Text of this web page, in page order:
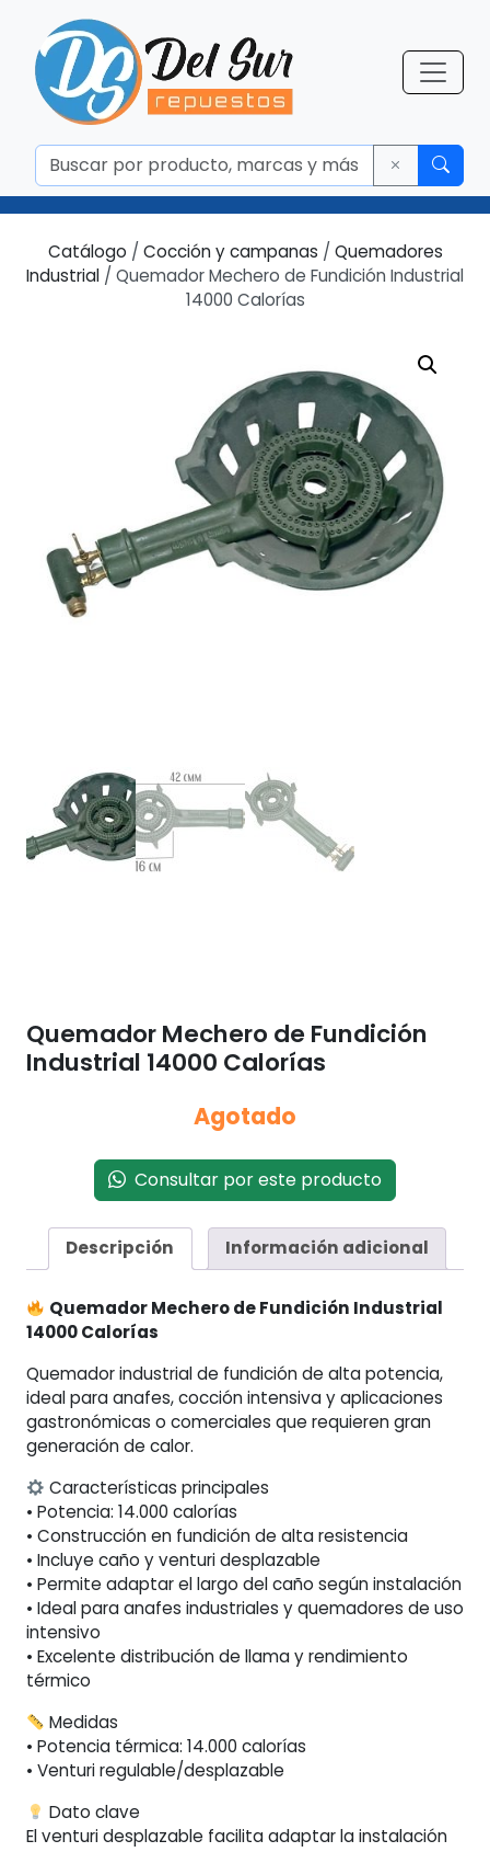
Catálogo / Cocción y campanas / Quemadores
Industrial / Quemador Mechero de Fundición Industrial
14000 Calorías
Quemador Mechero de Fundición
Industrial 14000 Calorías
Agotado
Consultar por este producto
Descripción Información adicional
Quemador Mechero de Fundición Industrial
14000 Calorías
Quemador industrial de fundición de alta potencia,
ideal para anafes, cocción intensiva y aplicaciones
gastronómicas o comerciales que requieren gran
generación de calor.
Características principales
• Potencia: 14.000 calorías
• Construcción en fundición de alta resistencia
• Incluye caño y venturi desplazable
• Permite adaptar el largo del caño según instalación
• Ideal para anafes industriales y quemadores de uso
intensivo
• Excelente distribución de llama y rendimiento
térmico
Medidas
• Potencia térmica: 14.000 calorías
• Venturi regulable/desplazable
Dato clave
El venturi desplazable facilita adaptar la instalación